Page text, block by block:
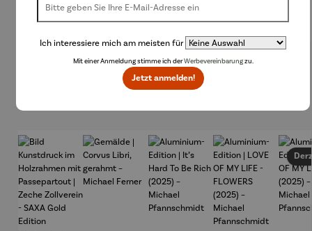
Silber
Ziffernbla
tt
Produktgalerie überspringen
Topseller aus der Kategorie Gemälde & Bilder
Ich interessiere mich am meisten für
Mit einer Anmeldung stimme ich derWerbevereinbarungzu.
Jetzt anmelden!